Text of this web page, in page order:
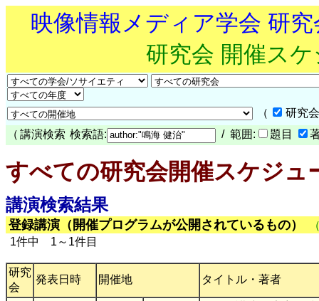
映像情報メディア学会 研
研究会 開催ス
（
研究
（ 講演検索 検索語: / 範囲: 題目
すべての研究会開催スケジュ
講演検索結果
登録講演（開催プログラムが公開されているもの）
1件中 1～1件目
研究
会
発表日時 開催地 タイトル・著者